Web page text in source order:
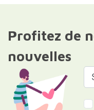
Profitez de
nouvelles